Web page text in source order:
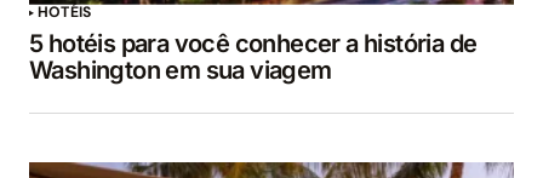
HOTÉIS
5 hotéis para você conhecer a história de
Washington em sua viagem